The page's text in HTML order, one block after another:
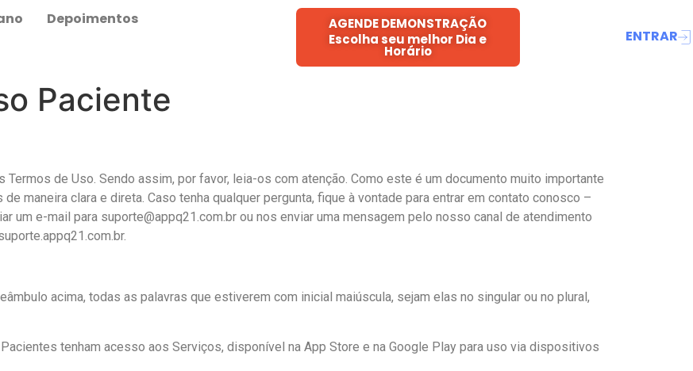
Depoimentos
AGENDE DEMONSTRAÇÃO
Escolha seu melhor Dia e
Horário
ENTRAR
Paciente
de Uso. Sendo assim, por favor, leia-os com atenção. Como este é um documento muito importante
maneira clara e direta. Caso tenha qualquer pergunta, fique à vontade para entrar em contato conosco –
um e-mail para suporte@appq21.com.br ou nos enviar uma mensagem pelo nosso canal de atendimento
acima, todas as palavras que estiverem com inicial maiúscula, sejam elas no singular ou no plural,
tenham acesso aos Serviços, disponível na App Store e na Google Play para uso via dispositivos